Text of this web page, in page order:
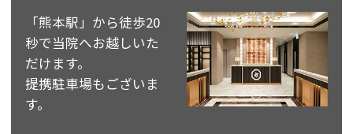
「熊本駅」から徒歩20
秒で当院へお越しいた
だけます。
提携駐車場もございま
す。